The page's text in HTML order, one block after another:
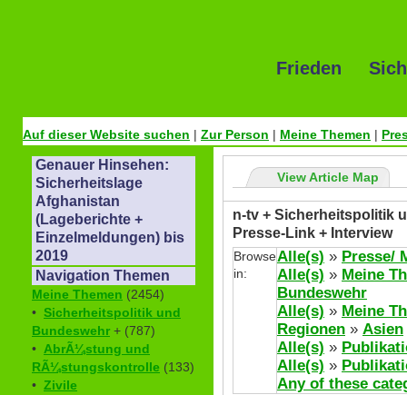
Frieden
Auf dieser Website suchen | Zur Person | Meine Themen |
Genauer Hinsehen:
Sicherheitslage
Afghanistan
(Lageberichte +
Einzelmeldungen) bis
2019
Navigation Themen
Meine Themen (2454)
• Sicherheitspolitik und
Bundeswehr + (787)
• AbrÃ¼stung und
RÃ¼stungskontrolle (133)
• Zivile
View Article Map
n-tv + Sicherheitspolitik
Presse-Link + Interview
Browse
in:
Alle(s) » Presse/
Alle(s) » Meine
Bundeswehr
Alle(s) » Meine
Regionen » Asien
Alle(s) »
Alle(s) »
Any of these